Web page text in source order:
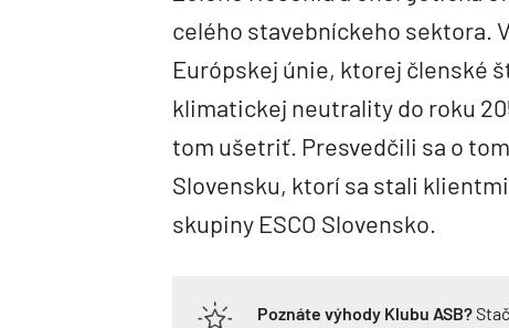
celého stavebníckeho sektora.
Európskej únie, ktorej členské
klimatickej neutrality do roku
tom ušetriť. Presvedčili sa o
Slovensku, ktorí sa stali
skupiny ESCO Slovensko.
Poznáte výhody Klubu ASB?